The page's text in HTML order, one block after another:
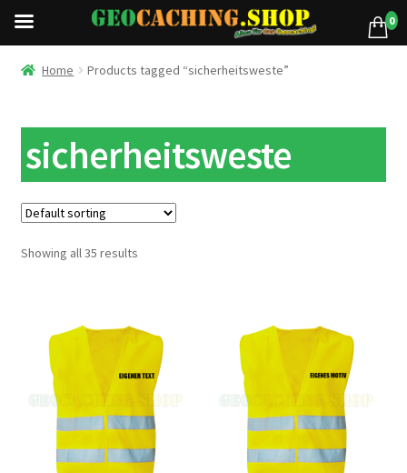
Home Products tagged “sicherheitsweste”
sicherheitsweste
Showing all 35 results
0